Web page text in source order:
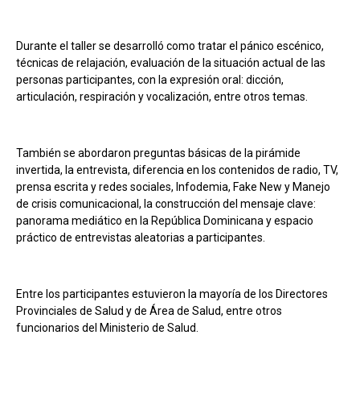
Durante el taller se desarrolló como tratar el pánico escénico,
técnicas de relajación, evaluación de la situación actual de las
personas participantes, con la expresión oral: dicción,
articulación, respiración y vocalización, entre otros temas.
También se abordaron preguntas básicas de la pirámide
invertida, la entrevista, diferencia en los contenidos de radio, TV,
prensa escrita y redes sociales, Infodemia, Fake New y Manejo
de crisis comunicacional, la construcción del mensaje clave:
panorama mediático en la República Dominicana y espacio
práctico de entrevistas aleatorias a participantes.
Entre los participantes estuvieron la mayoría de los Directores
Provinciales de Salud y de Área de Salud, entre otros
funcionarios del Ministerio de Salud.